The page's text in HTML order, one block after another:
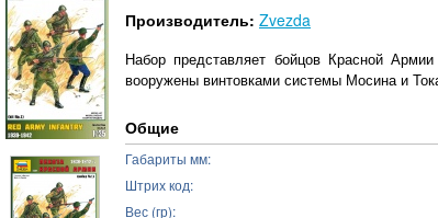
Производитель: Zvezda
Набор представляет бойцов Красной
вооружены винтовками системы Мосина и
Общие
Габариты мм:
Штрих код:
Вес (гр):